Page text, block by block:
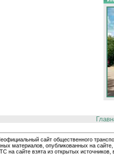
сайт общественного
материалов, опубликованных на сайте,
на сайте взята из открытых